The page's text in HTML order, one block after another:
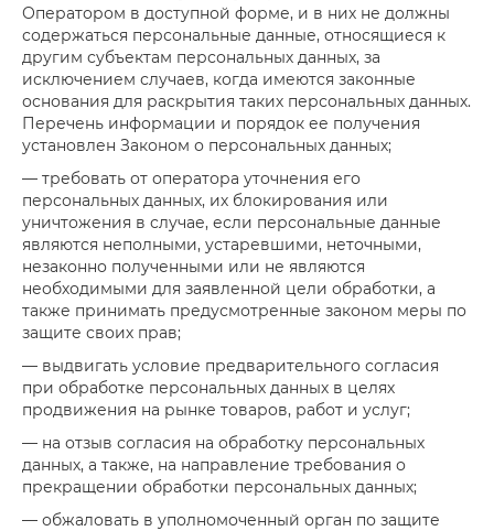
Оператором в доступной форме, и в них не должны
содержаться персональные данные, относящиеся к
другим субъектам персональных данных, за
исключением случаев, когда имеются законные
основания для раскрытия таких персональных данных.
Перечень информации и порядок ее получения
установлен Законом о персональных данных;
— требовать от оператора уточнения его
персональных данных, их блокирования или
уничтожения в случае, если персональные данные
являются неполными, устаревшими, неточными,
незаконно полученными или не являются
необходимыми для заявленной цели обработки, а
также принимать предусмотренные законом меры по
защите своих прав;
— выдвигать условие предварительного согласия
при обработке персональных данных в целях
продвижения на рынке товаров, работ и услуг;
— на отзыв согласия на обработку персональных
данных, а также, на направление требования о
прекращении обработки персональных данных;
— обжаловать в уполномоченный орган по защите